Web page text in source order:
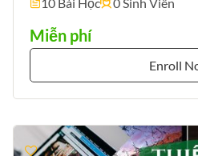
Miễn phí
Enroll